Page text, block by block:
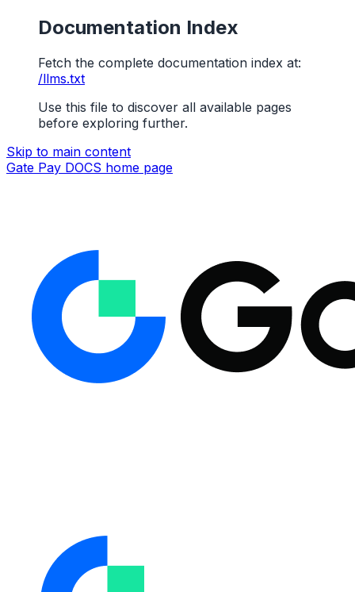
Documentation Index
Fetch the complete documentation index at:
/llms.txt
Use this file to discover all available pages
before exploring further.
Skip to main content
Gate Pay DOCS home page